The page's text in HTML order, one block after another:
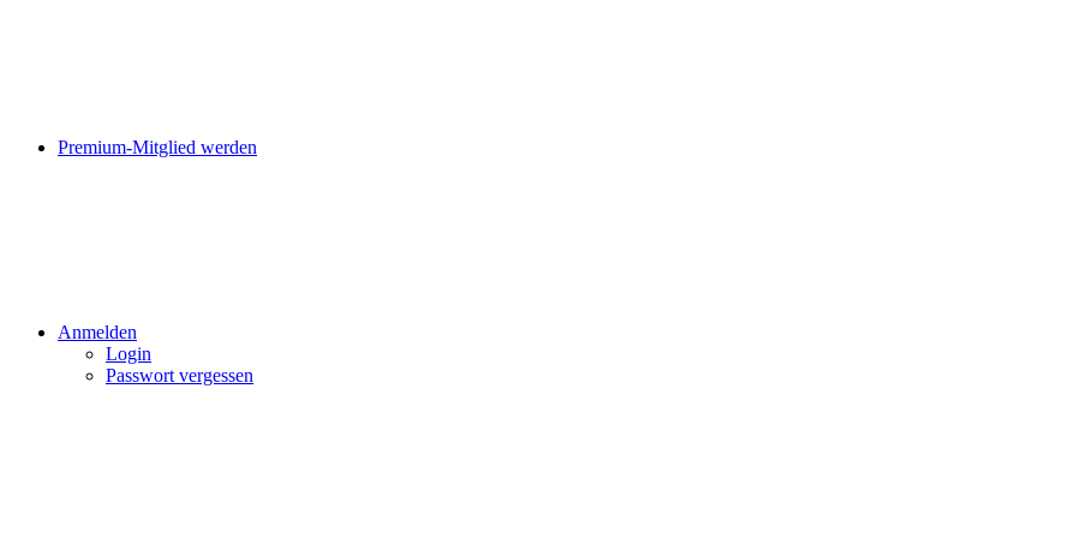
Premium-Mitglied werden
Anmelden
Login
Passwort vergessen